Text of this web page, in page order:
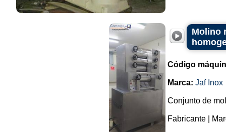
Molino
Código
Marca: Jaf Inox
Conjunto de
Fabricante |